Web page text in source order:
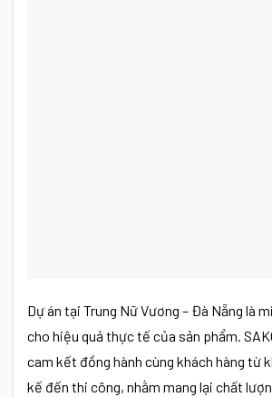
Dự án tại Trung Nữ Vương – Đà Nẵng là
cho hiệu quả thực tế của sản phẩm.
cam kết đồng hành cùng khách hàng từ
kế đến thi công, nhằm mang lại chất